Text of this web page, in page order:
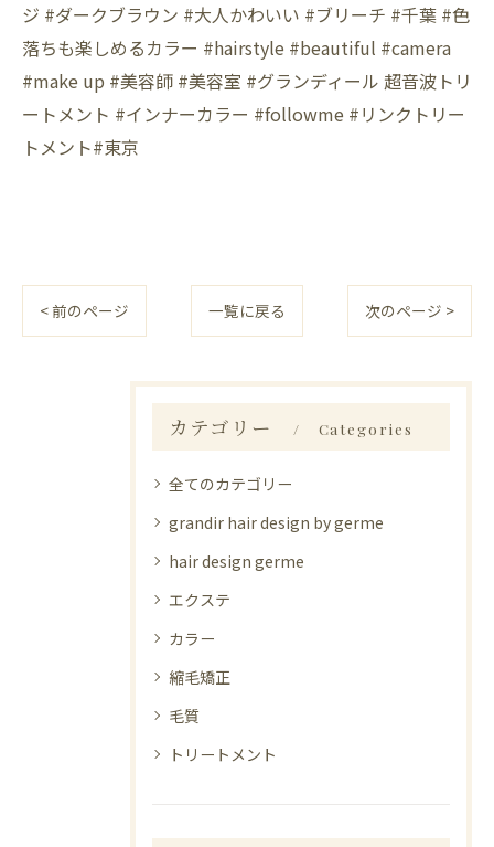
ジ #ダークブラウン #大人かわいい #ブリーチ #千葉 #色
落ちも楽しめるカラー #hairstyle #beautiful #camera
#make up #美容師 #美容室 #グランディール 超音波トリ
ートメント #インナーカラー #followme #リンクトリー
トメント#東京
< 前のページ 一覧に戻る 次のページ >
カテゴリー Categories
全てのカテゴリー
grandir hair design by germe
hair design germe
エクステ
カラー
縮毛矯正
毛質
トリートメント